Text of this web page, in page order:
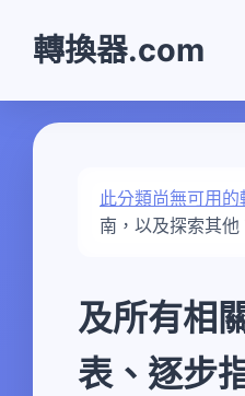
轉換器.com
此分類尚無可用的
南，以及探索其
及所有相
表、逐步